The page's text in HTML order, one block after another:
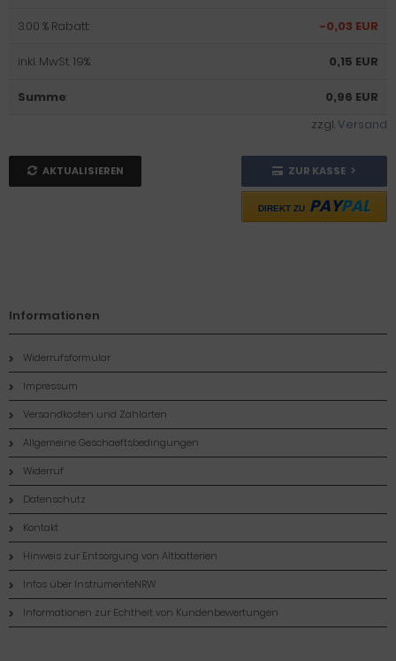
3.00 % Rabatt: -0,03 EUR
inkl. MwSt. 19%: 0,15 EUR
Summe:
0,96 EUR
zzgl.Versand
AKTUALISIEREN ZUR KASSE
DIREKT ZU PAYPAL
Informationen
Widerrufsformular
Impressum
Versandkosten und Zahlarten
Allgemeine Geschaeftsbedingungen
Widerruf
Datenschutz
Kontakt
Hinweis zur Entsorgung von Altbatterien
Infos über InstrumenteNRW
Informationen zur Echtheit von Kundenbewertungen